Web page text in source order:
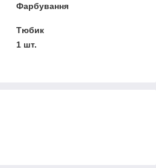
Фарбування
Тюбик
1 шт.